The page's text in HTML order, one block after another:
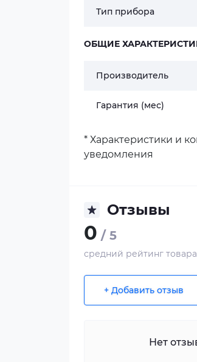
Тип прибора
ОБЩИЕ
Производитель
Гарантия (мес)
* Характеристики и
уведомления
Отзывы
0 / 5
средний рейтинг товара
+ Добавить отзыв
Нет